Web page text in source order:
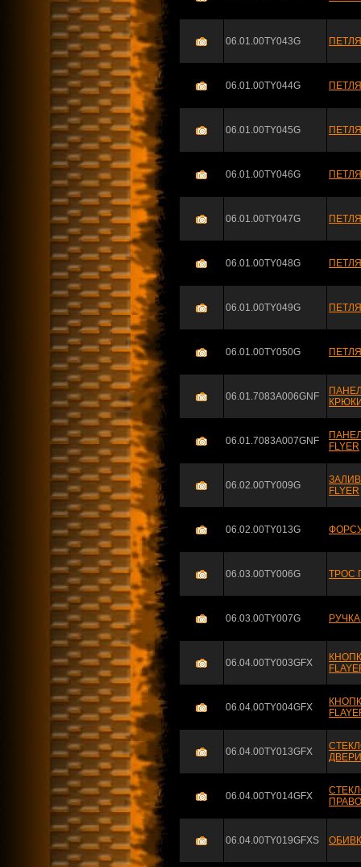
06.01.00TY043G
06.01.00TY044G
06.01.00TY045G
06.01.00TY046G
06.01.00TY047G
06.01.00TY048G
06.01.00TY049G
06.01.00TY050G
06.01.7083A006GNF
06.01.7083A007GNF
FLYER
06.02.00TY009G
FLYER
06.02.00TY013G
06.03.00TY006G ТРОС
06.03.00TY007G
06.04.00TY003GFX
06.04.00TY004GFX
06.04.00TY013GFX
ДВЕРИ
06.04.00TY014GFX
06.04.00TY019GFXS